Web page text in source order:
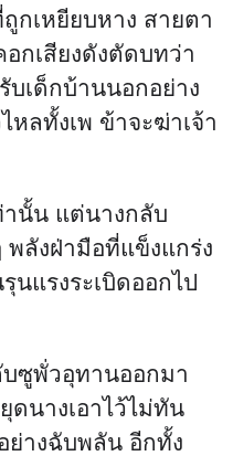
กเหยียบหาง สายตา
กเสียงดังตัดบทว่า
บเด็กบ้านนอกอย่าง
หลทั้งเพ ข้าจะฆ่าเจ้า
านั้น แต่นางกลับ
พลังฝ่ามือที่แข็งแกร่ง
นแรงระเบิดออกไป
บซูพั่วอุทานออกมา
นางเอาไว้ไม่ทัน
ย่างฉับพลัน อีกทั้ง